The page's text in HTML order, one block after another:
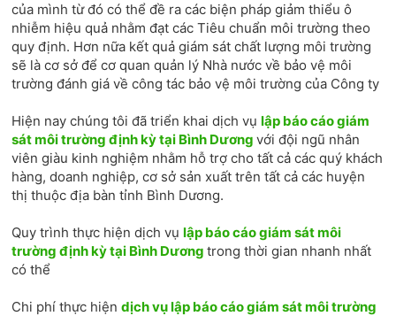
của mình từ đó có thể đề ra các biện pháp giảm thiểu ô
nhiễm hiệu quả nhằm đạt các Tiêu chuẩn môi trường theo
quy định. Hơn nữa kết quả giám sát chất lượng môi trường
sẽ là cơ sở để cơ quan quản lý Nhà nước về bảo vệ môi
trường đánh giá về công tác bảo vệ môi trường của Công ty
Hiện nay chúng tôi đã triển khai dịch vụlập báo cáo giám
sát môi trường định kỳ tại Bình Dươngvới đội ngũ nhân
viên giàu kinh nghiệm nhằm hỗ trợ cho tất cả các quý khách
hàng, doanh nghiệp, cơ sở sản xuất trên tất cả các huyện
thị thuộc địa bàn tỉnh Bình Dương.
Quy trình thực hiện dịch vụlập báo cáo giám sát môi
trường định kỳ tại Bình Dươngtrong thời gian nhanh nhất
có thể
Chi phí thực hiệndịch vụ lập báo cáo giám sát môi trường